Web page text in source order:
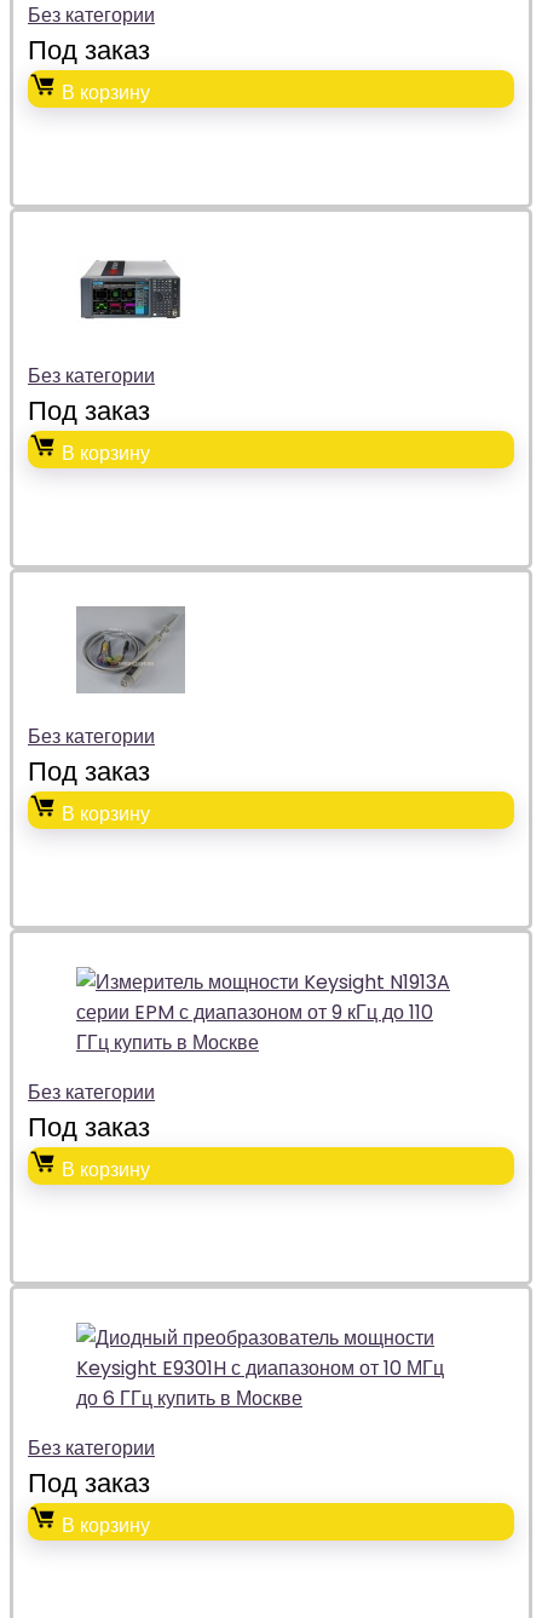
Без категории
Под заказ
В корзину
Без категории
Под заказ
В корзину
Без категории
Под заказ
В корзину
Без категории
Под заказ
В корзину
Без категории
Под заказ
В корзину